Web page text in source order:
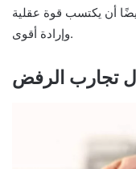
أن يكتسب قوة عقلية
وإرادة أقوى.
تجارب الرفض